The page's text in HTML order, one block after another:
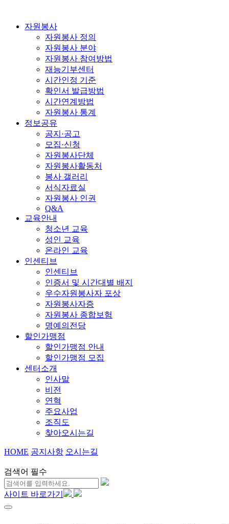
자원봉사
자원봉사 정의
자원봉사 분야
자원봉사 참여방법
재능기부센터
시간인정 기준
확인서 발급방법
시간연계방법
자원봉사 통계
정보공유
공지·공고
모집·신청
자원봉사단체
자원봉사활동처
봉사 갤러리
서식자료실
자원봉사 인권
Q&A
교육안내
청소년 교육
성인 교육
온라인 교육
인센티브
인센티브
인증서 및 시간대별 배지
우수자원봉사자 포상
자원봉사자증
자원봉사 종합보험
명예의전당
할인가맹점
할인가맹점 안내
할인가맹점 모집
센터소개
인사말
비전
연혁
주요사업
조직도
찾아오시는길
HOME 공지사항 오시는길
검색어 필수
사이트 바로가기